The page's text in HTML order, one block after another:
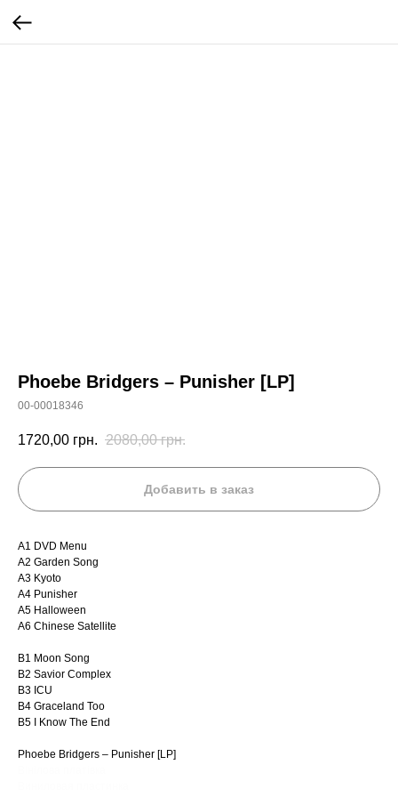
Phoebe Bridgers – Punisher [LP]
00-00018346
1720,00 грн. 2080,00 грн.
Добавить в заказ
A1 DVD Menu
A2 Garden Song
A3 Kyoto
A4 Punisher
A5 Halloween
A6 Chinese Satellite
B1 Moon Song
B2 Savior Complex
B3 ICU
B4 Graceland Too
B5 I Know The End
Phoebe Bridgers – Punisher [LP]